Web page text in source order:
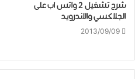
شرح تشغيل 2 واتس اب على
الجلاكسي والاندرويد
2013/09/09